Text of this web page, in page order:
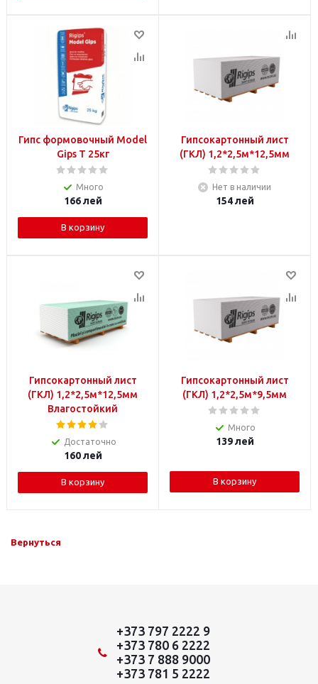
Гипс формовочный Model
Gips T 25кг
Много
166лей
В корзину
Гипсокартонный лист
(ГКЛ) 1,2*2,5м*12,5мм
Нет в наличии
154лей
Гипсокартонный лист
(ГКЛ) 1,2*2,5м*12,5мм
Влагостойкий
Достаточно
160лей
В корзину
Гипсокартонный лист
(ГКЛ) 1,2*2,5м*9,5мм
Много
139лей
В корзину
Вернуться
+373 797 2222 9
+373 780 6 2222
+373 7 888 9000
+373 781 5 2222